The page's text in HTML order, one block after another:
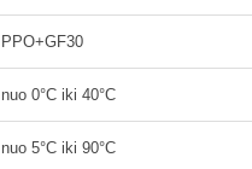
PPO+GF30
nuo 0°C iki 40°C
nuo 5°C iki 90°C